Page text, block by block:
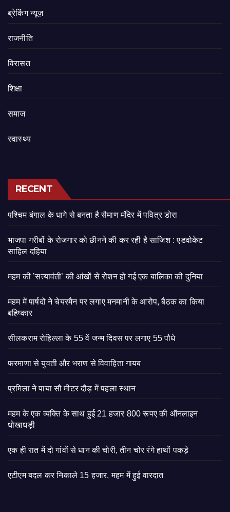
ब्रेकिंग न्यूज़
राजनीति
‍‍विरासत
शिक्षा
समाज
स्वास्थ्य
RECENT
पश्चिम बंगाल के धागे से बनता है सैमाण मंदिर में पवित्र डोरा
भाजपा गरीबों के रोजगार को छीनने की कर रही है साजिश : एडवोकेट
साहिल दहिया
महम की ’सत्यावंती’ की आंखों से रोशन हो गई एक बालिका की दुनिया
महम में पार्षदों ने चेयरमैन पर लगाए मनमानी के आरोप, बैठक का किया
बहिष्कार
सीलकराम रोहिल्ला के 55 वें जन्म दिवस पर लगाए 55 पौधे
फरमाणा से युवती और भराण से विवाहिता गायब
प्रमिला ने पाया सौ मीटर दौड़ में पहला स्थान
महम के एक व्यक्ति के साथ हुई 21 हजार 800 रूपए की ऑनलाइन
धोखाधड़ी
एक ही रात में दो गांवों से धान की चोरी, तीन चोर रंगे हाथों पकड़े
एटीएम बदल कर निकाले 15 हजार, महम में हुई वारदात